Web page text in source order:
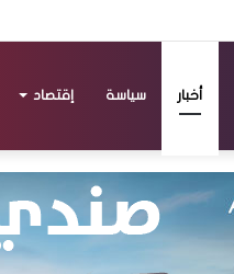
أخبار سياسة إقتصاد